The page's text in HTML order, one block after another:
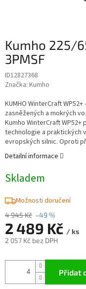
Kumho 225/
3PMSF
ID12827368
Značka: Kumho
4 945 Kč –49 %
2 489 Kč / ks
2 057 Kč bez DPH
Skladem
Možnosti doručení
Přidat
KUMHO WinterCraft
zasněžených a mokrých
Kumho WinterCraft
technologie a praktických
evropských silnic. Oproti
Detailní informace